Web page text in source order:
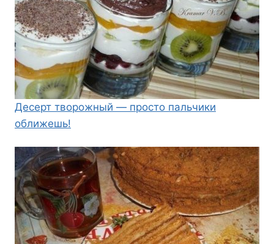
Десерт творожный — просто пальчики
оближешь!